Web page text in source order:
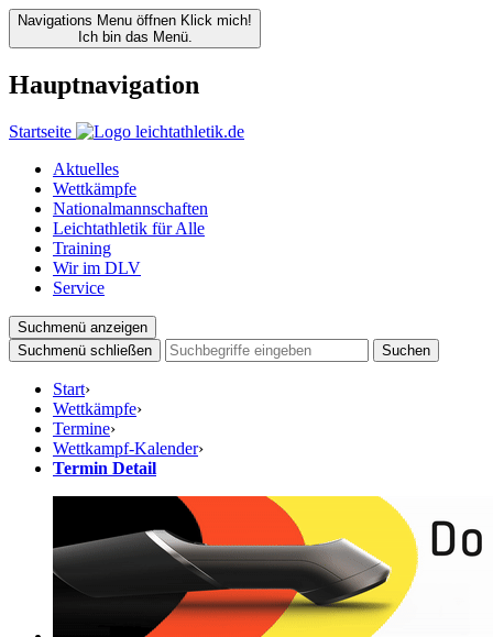
Navigations Menu öffnen Klick mich!
Ich bin das Menü.
Hauptnavigation
Startseite
Aktuelles
Wettkämpfe
Nationalmannschaften
Leichtathletik für Alle
Training
Wir im DLV
Service
Suchmenü anzeigen
Suchmenü schließen
Suchen
Start›
Wettkämpfe›
Termine›
Wettkampf-Kalender›
Termin Detail